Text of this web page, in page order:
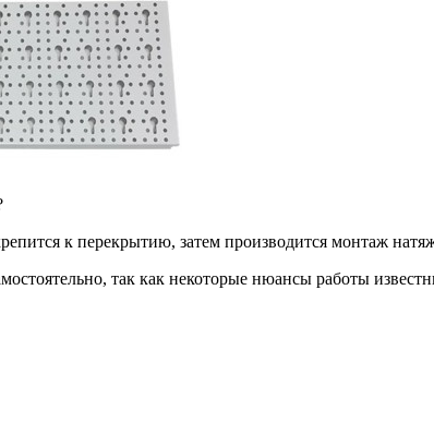
к перекрытию, затем производится монтаж
так как некоторые нюансы работы